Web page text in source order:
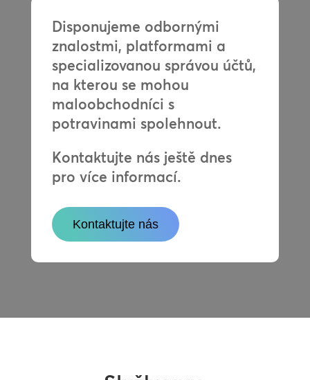
Disponujeme odbornými
znalostmi, platformami a
specializovanou správou účtů,
na kterou se mohou
maloobchodníci s
potravinami spolehnout.
Kontaktujte nás ještě dnes
pro více informací.
Kontaktujte nás